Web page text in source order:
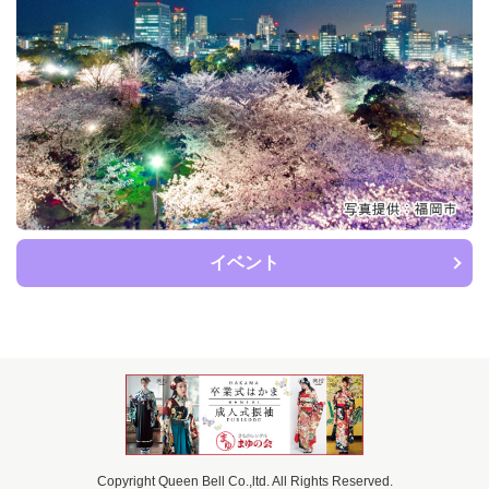
イベント
Copyright Queen Bell Co.,ltd. All Rights Reserved.